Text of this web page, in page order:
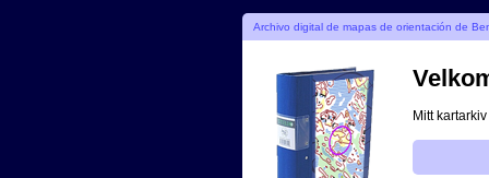
Archivo digital de mapas de orientación de
Mitt